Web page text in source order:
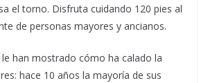
el torno. Disfruta cuidando 120 pies al
de personas mayores y ancianos.
han mostrado cómo ha calado la
hace 10 años la mayoría de sus